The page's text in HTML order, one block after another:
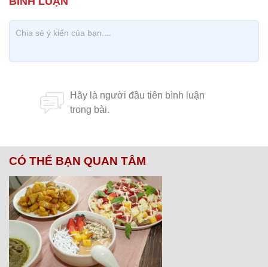
CÓ THỂ BẠN QUAN TÂM